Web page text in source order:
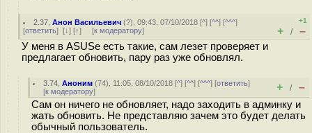
2.37 ,Анон Васильевич (?), 09:43, 07/10/2018 [^] [^^] [^^^]
[ответить] [↓] [↑] [к модератору]
+1
+ / –
У меня в ASUSе есть такие, сам лезет проверяет и
предлагает обновить, пару раз уже обновлял.
3.74 ,Аноним (74), 11:05, 08/10/2018 [^] [^^] [^^^] [ответить]
[к модератору] + / –
Сам он ничего не обновляет, надо заходить в админку и
жать обновить. Не представляю зачем это будет делать
обычный пользователь.